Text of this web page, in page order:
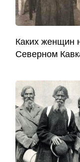
Каких женщин
Северном